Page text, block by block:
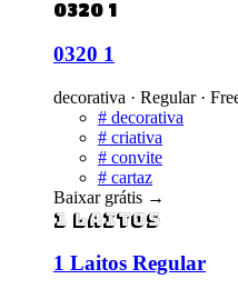
0320 1
0320 1
decorativa · Regular ·
# decorativa
# criativa
# convite
# cartaz
Baixar grátis →
1 Laitos
1 Laitos Regular